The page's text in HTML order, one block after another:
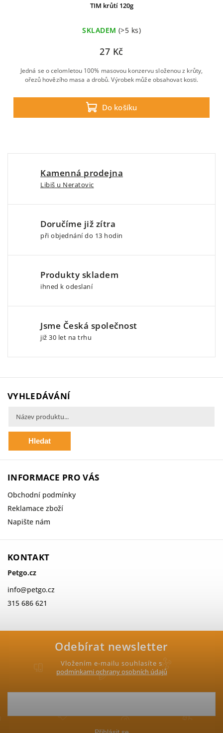
TIM krůtí 120g
SKLADEM (>5 ks)
27 Kč
Do košíku
Jedná se o celomletou 100% masovou konzervu složenou z krůty,
ořezů hovězího masa a drobů. Výrobek může obsahovat kosti.
Kamenná prodejna
Libiš u Neratovic
Doručíme již zítra
při objednání do 13 hodin
Produkty skladem
ihned k odeslaní
Jsme Česká společnost
již 30 let na trhu
Odebírat newsletter
Vložením e-mailu souhlasíte s
podmínkami ochrany osobních údajů
VYHLEDÁVÁNÍ
Hledat
INFORMACE PRO VÁS
Obchodní podmínky
Reklamace zboží
Napište nám
KONTAKT
Petgo.cz
info@petgo.cz
315 686 621